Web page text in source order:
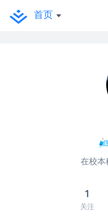
首页
在校本
1
关注